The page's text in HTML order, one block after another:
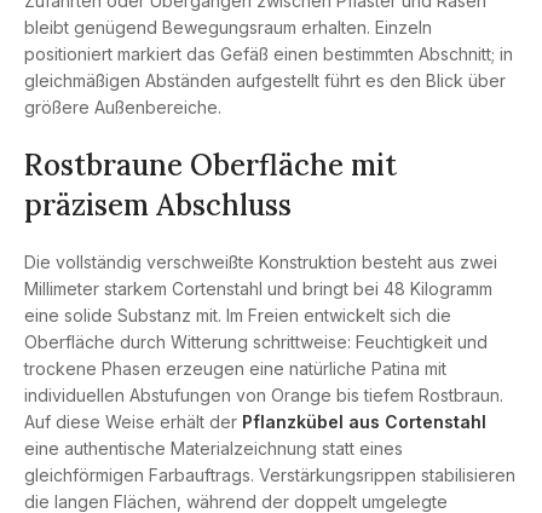
bleibt genügend Bewegungsraum erhalten. Einzeln
positioniert markiert das Gefäß einen bestimmten Abschnitt; in
gleichmäßigen Abständen aufgestellt führt es den Blick über
größere Außenbereiche.
Rostbraune Oberfläche mit
präzisem Abschluss
Die vollständig verschweißte Konstruktion besteht aus zwei
Millimeter starkem Cortenstahl und bringt bei 48 Kilogramm
eine solide Substanz mit. Im Freien entwickelt sich die
Oberfläche durch Witterung schrittweise: Feuchtigkeit und
trockene Phasen erzeugen eine natürliche Patina mit
individuellen Abstufungen von Orange bis tiefem Rostbraun.
Auf diese Weise erhält der Pflanzkübel aus Cortenstahl
eine authentische Materialzeichnung statt eines
gleichförmigen Farbauftrags. Verstärkungsrippen stabilisieren
die langen Flächen, während der doppelt umgelegte